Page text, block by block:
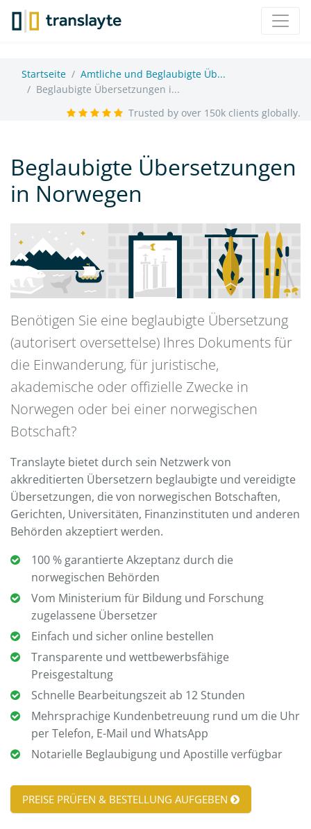
Startseite
Amtliche und Beglaubigte Üb...
Beglaubigte Übersetzungen i...
Trusted by over 150k clients globally.
Beglaubigte Übersetzungen
in Norwegen
Benötigen Sie eine beglaubigte Übersetzung
(autorisert oversettelse) Ihres Dokuments für
die Einwanderung, für juristische,
akademische oder offizielle Zwecke in
Norwegen oder bei einer norwegischen
Botschaft?
Translayte bietet durch sein Netzwerk von
akkreditierten Übersetzern beglaubigte und vereidigte
Übersetzungen, die von norwegischen Botschaften,
Gerichten, Universitäten, Finanzinstituten und anderen
Behörden akzeptiert werden.
100 % garantierte Akzeptanz durch die
norwegischen Behörden
Vom Ministerium für Bildung und Forschung
zugelassene Übersetzer
Einfach und sicher online bestellen
Transparente und wettbewerbsfähige
Preisgestaltung
Schnelle Bearbeitungszeit ab 12 Stunden
Mehrsprachige Kundenbetreuung rund um die Uhr
per Telefon, E-Mail und WhatsApp
Notarielle Beglaubigung und Apostille verfügbar
PREISE PRÜFEN & BESTELLUNG AUFGEBEN